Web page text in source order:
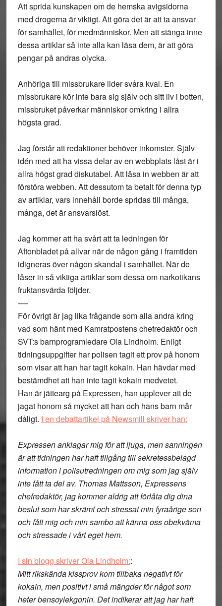
Att sprida kunskapen om de hemska avigsidorna
med drogerna är viktigt. Att göra det är att ta ansvar
för samhället, för medmänniskor. Men att stänga inne
dessa artiklar så inte alla kan läsa dem, är att göra
pengar på andras olycka.
Anhöriga till missbrukare lider svåra kval. En
missbrukare kör inte bara sig själv och sitt liv i botten,
missbruket påverkar människor omkring i allra
högsta grad.
Jag förstår att redaktioner behöver inkomster. Själv
idén med att ha vissa delar av en webbplats låst är i
allra högst grad diskutabel. Att låsa in webben är att
förstöra webben. Att dessutom ta betalt för denna typ
av artiklar, vars innehåll borde spridas till många,
många, det är ansvarslöst.
Jag kommer att ha svårt att ta ledningen för
Aftonbladet på allvar när de någon gång i framtiden
idigneras över någon skandal i samhället. När de
låser in så viktiga artiklar som dessa om narkotikans
fruktansvärda följder.
—-
För övrigt är jag lika frågande som alla andra kring
vad som hänt med Kamratpostens chefredaktör och
SVT:s barnprogramledare Ola Lindholm. Enligt
tidningsuppgifter har polisen tagit ett prov på honom
som visar att han har tagit kokain. Han hävdar med
bestämdhet att han inte tagit kokain medvetet.
Han är jättearg på Expressen, han upplever att de
jagat honom så mycket att han och hans barn mår
dåligt. I en debattartikel på Newsmill skriver han:
Expressen anklagar mig för att ljuga, men sanningen
är att tidningen har haft tillgång till sekretessbelagd
information i polisutredningen om mig som jag själv
inte fått ta del av. Thomas Mattsson, Expressens
chefredaktör, jag kommer aldrig att förlåta dig dina
beslut som har skrämt och stressat min fyraårige son
och fått mig och min sambo att känna oss obekväma
och stressade i vårt eget hem.
I sin blogg skriver Ola Lindholm::
Mitt rikskända kissprov kom tillbaka negativt för
kokain, men positivt i små mängder för något som
heter bensoylekgonin. Det indikerar att jag har haft